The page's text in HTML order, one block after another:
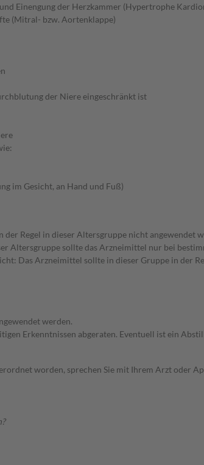
Einengung der Herzkammer (Hypertrophe
(Mitral- bzw. Aortenklappe)
der Niere eingeschränkt ist
im Gesicht, an Hand und Fuß)
Regel in dieser Altersgruppe nicht angewendet
Altersgruppe sollte das Arzneimittel nur bei
Das Arzneimittel sollte in dieser Gruppe in der
werden.
Erkenntnissen abgeraten. Eventuell ist ein
worden, sprechen Sie mit Ihrem Arzt oder